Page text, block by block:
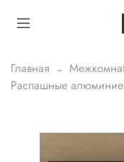
Главная
Распашные